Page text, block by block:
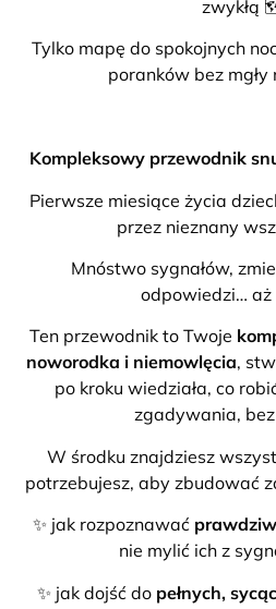
zwykłą
Tylko mapę do spokojnych
poranków bez
Kompleksowy przewodnik
Pierwsze miesiące życia
przez nieznany
Mnóstwo sygnałów,
odpowiedzi… aż
Ten przewodnik to Twoje
noworodka i niemowlęcia,
po kroku wiedziała, co
zgadywania,
W środku znajdziesz
potrzebujesz, aby zbudować
✨ jak rozpoznawać
nie mylić ich z
✨ jak dojść do pełnych,